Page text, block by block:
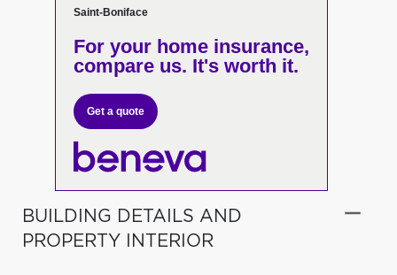
Saint-Boniface
For your home insurance,
compare us. It's worth it.
Get a quote
BUILDING DETAILS AND
PROPERTY INTERIOR